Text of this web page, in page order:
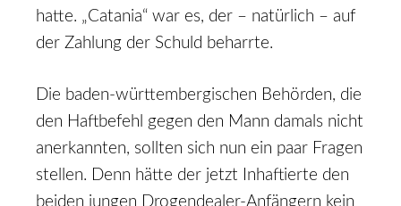
hatte. „Catania“ war es, der – natürlich – auf
der Zahlung der Schuld beharrte.
Die baden-württembergischen Behörden, die
den Haftbefehl gegen den Mann damals nicht
anerkannten, sollten sich nun ein paar Fragen
stellen. Denn hätte der jetzt Inhaftierte den
beiden jungen Drogendealer-Anfängern kein